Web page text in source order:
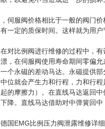
，伺服阀价格相比于一般的阀门
有一定的质保时间。这样就为用
在对比例阀进行维修的过程中，
漂，在伺服阀使用寿命期间零偏
一个永磁的差动马达。永磁提供
中位就会产生力和行程，力和行
起的摩擦力）。在直线马达返回
下降。直线马达借助对中弹簧回
德国EMG比例压力阀泄露维修详